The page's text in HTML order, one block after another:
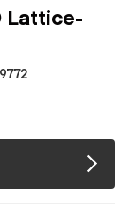
Lattice-